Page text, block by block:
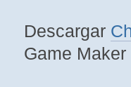
Descargar
Game